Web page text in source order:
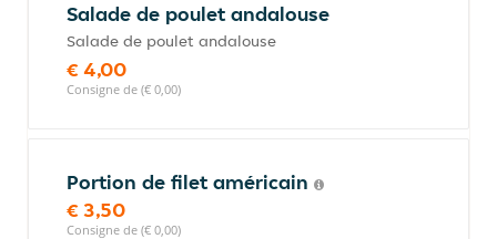
Salade de poulet andalouse
Salade de poulet andalouse
€ 4,00
Consigne de (€ 0,00)
Portion de filet américain
€ 3,50
Consigne de (€ 0,00)